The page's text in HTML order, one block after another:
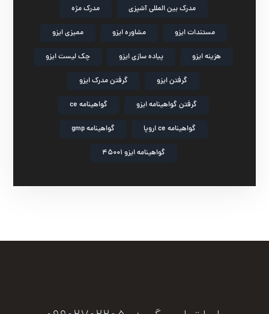
مدرک بین المللی آشپزی مدرک مژه
مستندات ایزو مشاوره ایزو ممیزی ایزو
هزینه ایزو پیاده سازی ایزو چک لیست ایزو
گرفتن ایزو گرفتن مدرک ایزو
گرفتن گواهینامه ایزو گواهینامه ce
گواهینامه ce اروپا گواهینامه gmp
گواهینامه ایزو 45001